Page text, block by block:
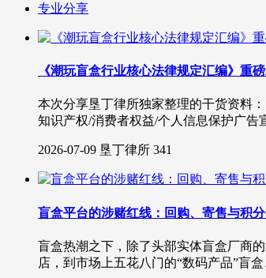
专业分享
《潮玩盲盒行业核心法律规定汇编》重
本次分享垦丁律所独家整理的干货资料
知识产权/消费者权益/个人信息保护广告
2026-07-09 垦丁律所 341
盲盒平台的涉赌红线：回购、寄售与积
盲盒热潮之下，除了头部实体盲盒厂商
店，到市场上五花八门的“数码产品”盲盒